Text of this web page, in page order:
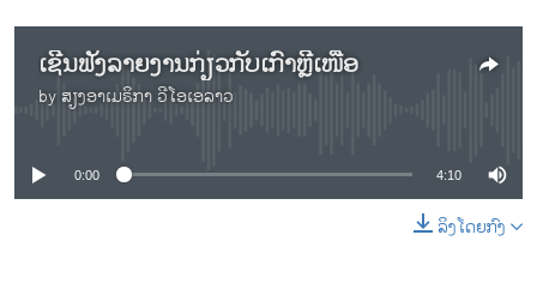
ເຊີນຟັງລາຍງານກ່ຽວກັບເກົາຫຼີເໜືອ
by ສຽງອາເມຣິກາ ວີໂອເອລາວ
No media source currently available
0:00 4:10
ລິງໂດຍກົງ